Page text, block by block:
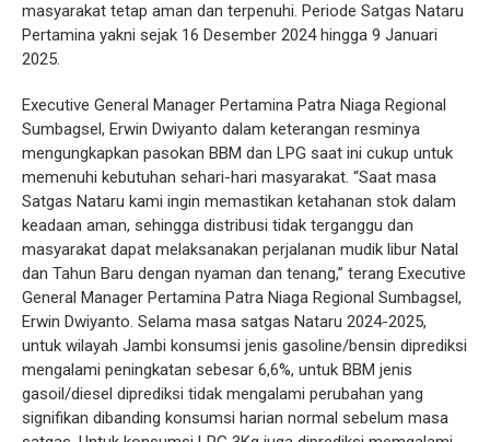
masyarakat tetap aman dan terpenuhi. Periode Satgas Nataru
Pertamina yakni sejak 16 Desember 2024 hingga 9 Januari
2025.
Executive General Manager Pertamina Patra Niaga Regional
Sumbagsel, Erwin Dwiyanto dalam keterangan resminya
mengungkapkan pasokan BBM dan LPG saat ini cukup untuk
memenuhi kebutuhan sehari-hari masyarakat. “Saat masa
Satgas Nataru kami ingin memastikan ketahanan stok dalam
keadaan aman, sehingga distribusi tidak terganggu dan
masyarakat dapat melaksanakan perjalanan mudik libur Natal
dan Tahun Baru dengan nyaman dan tenang,” terang Executive
General Manager Pertamina Patra Niaga Regional Sumbagsel,
Erwin Dwiyanto. Selama masa satgas Nataru 2024-2025,
untuk wilayah Jambi konsumsi jenis gasoline/bensin diprediksi
mengalami peningkatan sebesar 6,6%, untuk BBM jenis
gasoil/diesel diprediksi tidak mengalami perubahan yang
signifikan dibanding konsumsi harian normal sebelum masa